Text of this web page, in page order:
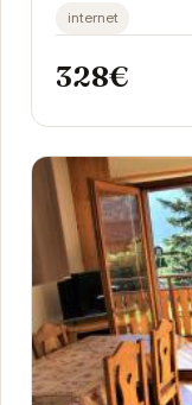
montagne.
accueillir...
internet
328€